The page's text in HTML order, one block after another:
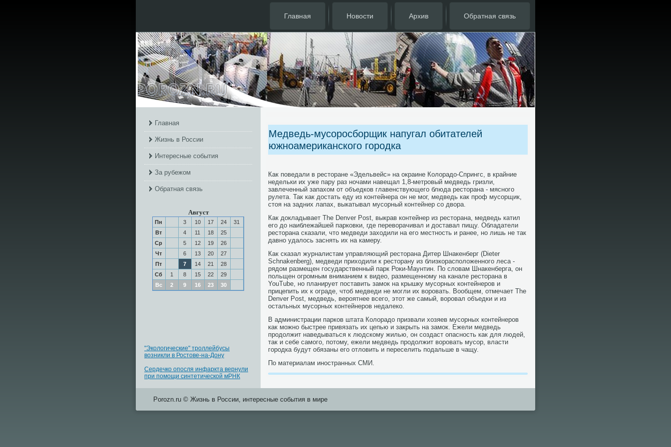
Главная Новости Архив Обратная связь
Главная
Жизнь в России
Интересные события
За рубежом
Обратная связь
Август
Пн 3 10 17 24
31
Вт
4 11 18
25
Ср
5 12 19
26
Чт
6 13 20
27
Пт
7 14 21
28
Сб
1 8 15 22
29
Вс
2 9 16 23 30
"Экологические" троллейбусы
возникли в Ростове-на-Дону
Сердечко опосля инфаркта вернули
при помощи синтетической мРНК
Медведь-мусоросборщик напугал обитателей
южноамериканского городка
Как поведали в ресторане «Эдельвейс» на окраине Колорадо-Спрингс, в крайние
недельки их уже пару раз ночами навещал 1,8-метровый медведь гризли,
завлеченный запахом от объедков главенствующего блюда ресторана - мясного
рулета. Так как достать еду из контейнера он не мог, медведь как проф мусорщик,
стоя на задних лапах, выкатывал мусорный контейнер со двора.
Как докладывает The Denver Post, выкрав контейнер из ресторана, медведь катил
его до наиблежайшей парковки, где переворачивал и доставал пищу. Обладатели
ресторана сказали, что медведи заходили на его местность и ранее, но лишь не так
давно удалось заснять их на камеру.
Как сказал журналистам управляющий ресторана Дитер Шнакенберг (Dieter
Schnakenberg), медведи приходили к ресторану из близкорасположенного леса -
рядом размещен государственный парк Роки-Маунтин. По словам Шнакенберга, он
польщен огромным вниманием к видео, размещенному на канале ресторана в
YouTube, но планирует поставить замок на крышку мусорных контейнеров и
прицепить их к ограде, чтоб медведи не могли их воровать. Вообщем, отмечает The
Denver Post, медведь, вероятнее всего, этот же самый, воровал объедки и из
остальных мусорных контейнеров недалеко.
В администрации парков штата Колорадо призвали хозяев мусорных контейнеров
как можно быстрее привязать их цепью и закрыть на замок. Ежели медведь
продолжит наведываться к людскому жилью, он создаст опасность как для людей,
так и себе самого, потому, ежели медведь продолжит воровать мусор, власти
городка будут обязаны его отловить и переселить подальше в чащу.
По материалам иностранных СМИ.
Porozn.ru © Жизнь в России, интересные события в мире